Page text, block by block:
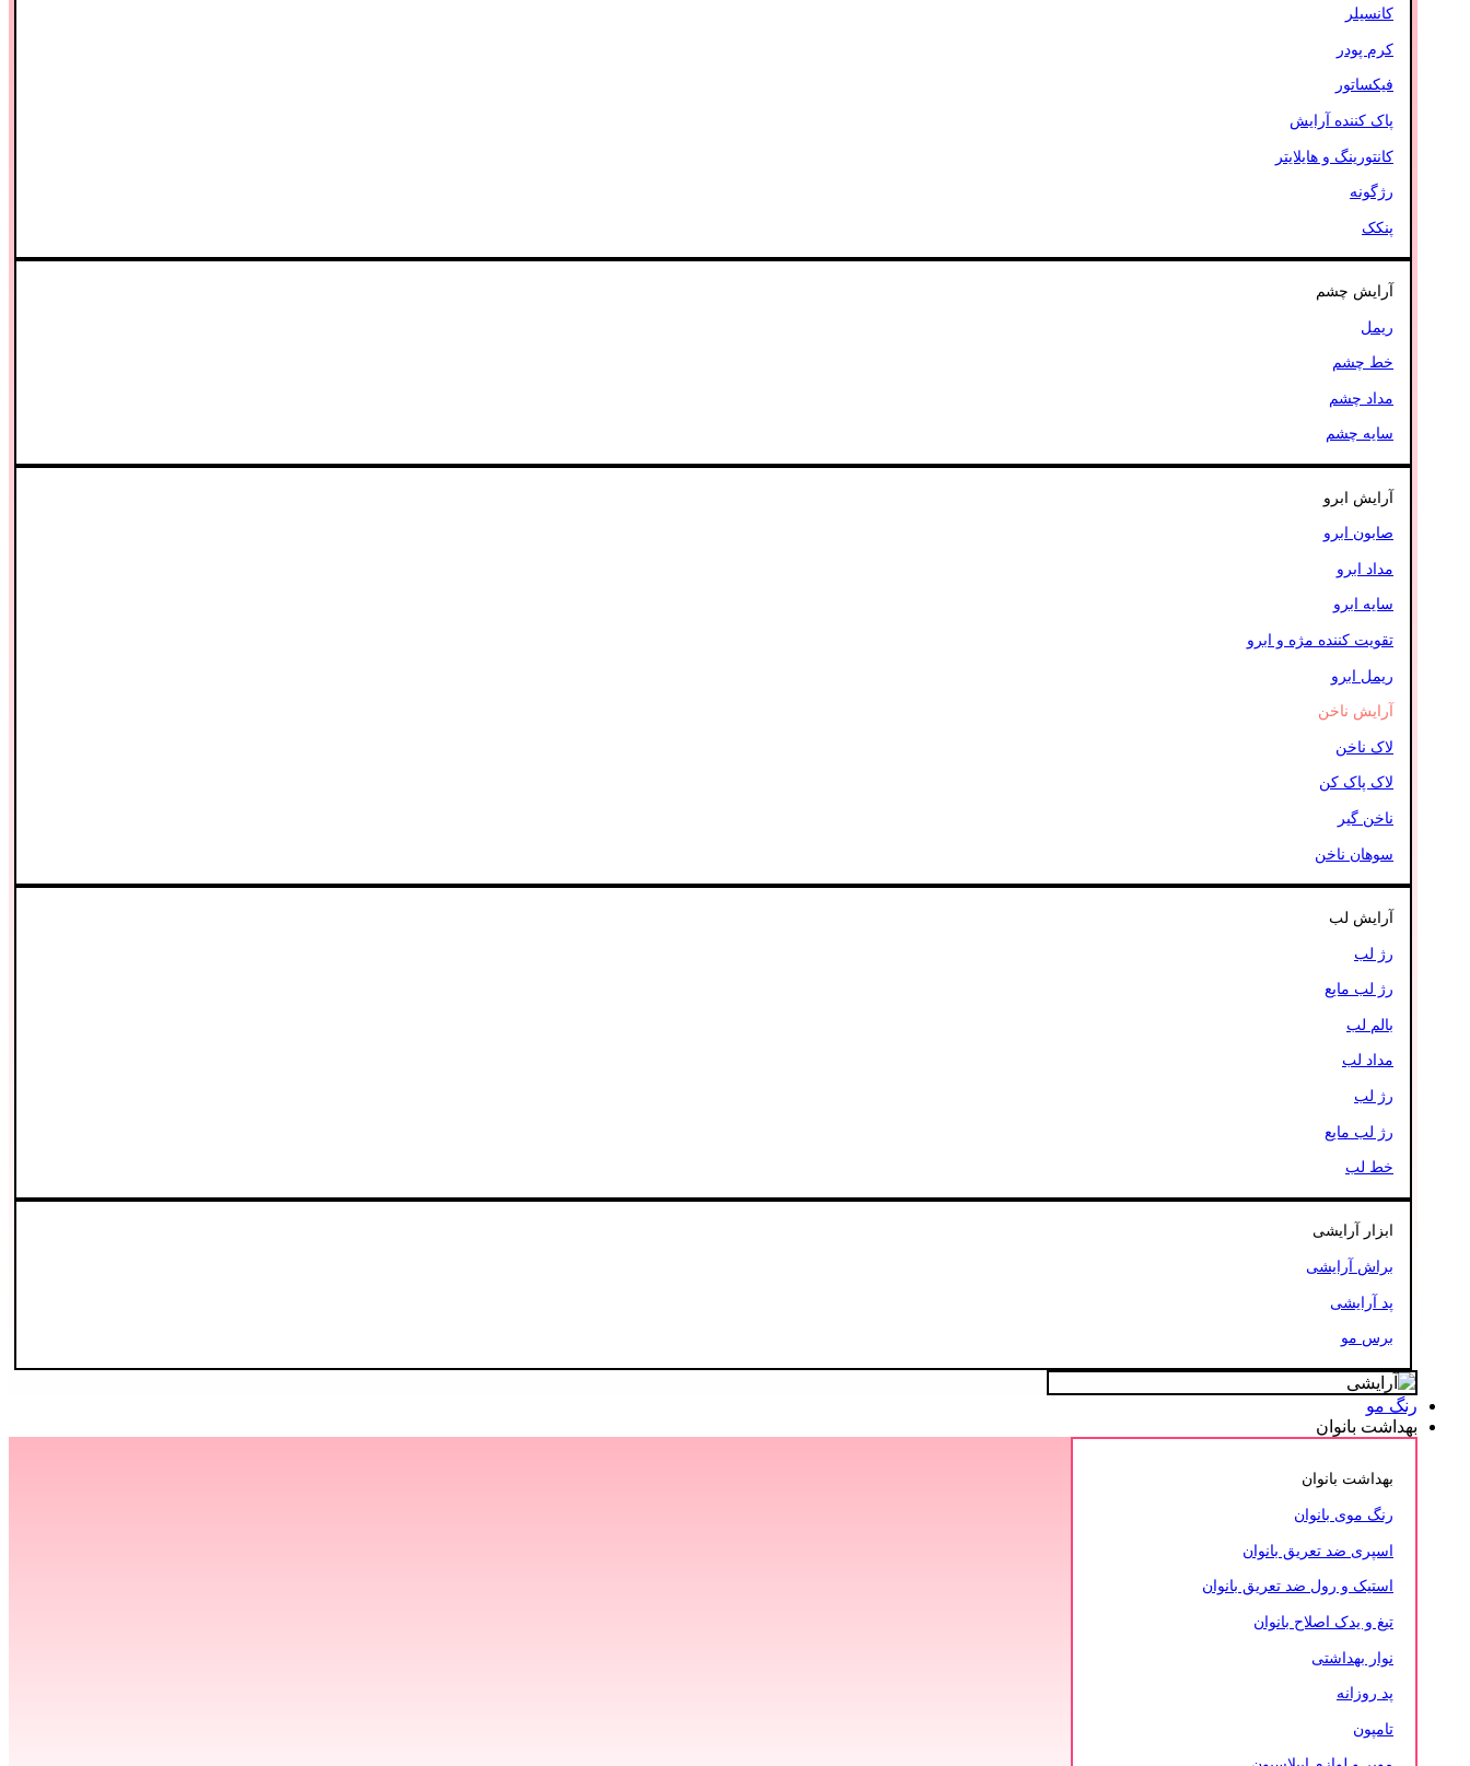
کانسیلر
کرم پودر
فیکساتور
پاک کننده آرایش
کانتورینگ و هایلایتر
رژگونه
پنکک
آرایش چشم
ریمل
خط چشم
مداد چشم
سایه چشم
آرایش ابرو
صابون ابرو
مداد ابرو
سایه ابرو
تقویت کننده مژه و ابرو
ریمل ابرو
آرایش ناخن
لاک ناخن
لاک پاک کن
ناخن گیر
سوهان ناخن
آرایش لب
رژ لب
رژ لب مایع
بالم لب
مداد لب
رژ لب
رژ لب مایع
خط لب
ابزار آرایشی
براش آرایشی
پد آرایشی
برس مو
رنگ مو
بهداشت بانوان
بهداشت بانوان
رنگ موی بانوان
اسپری ضد تعریق بانوان
استیک و رول ضد تعریق بانوان
تیغ و یدک اصلاح بانوان
نوار بهداشتی
پد روزانه
تامپون